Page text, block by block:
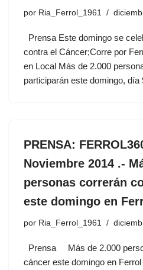
por Ria_Ferrol_1961
Prensa Este domingo se
contra el Cáncer;Corre por
en Local Más de 2.000
participarán este domingo,
PRENSA:
Noviembre 2014 .-
personas correrán
este domingo en
por Ria_Ferrol_1961
Prensa Más de 2.000
cáncer este domingo en